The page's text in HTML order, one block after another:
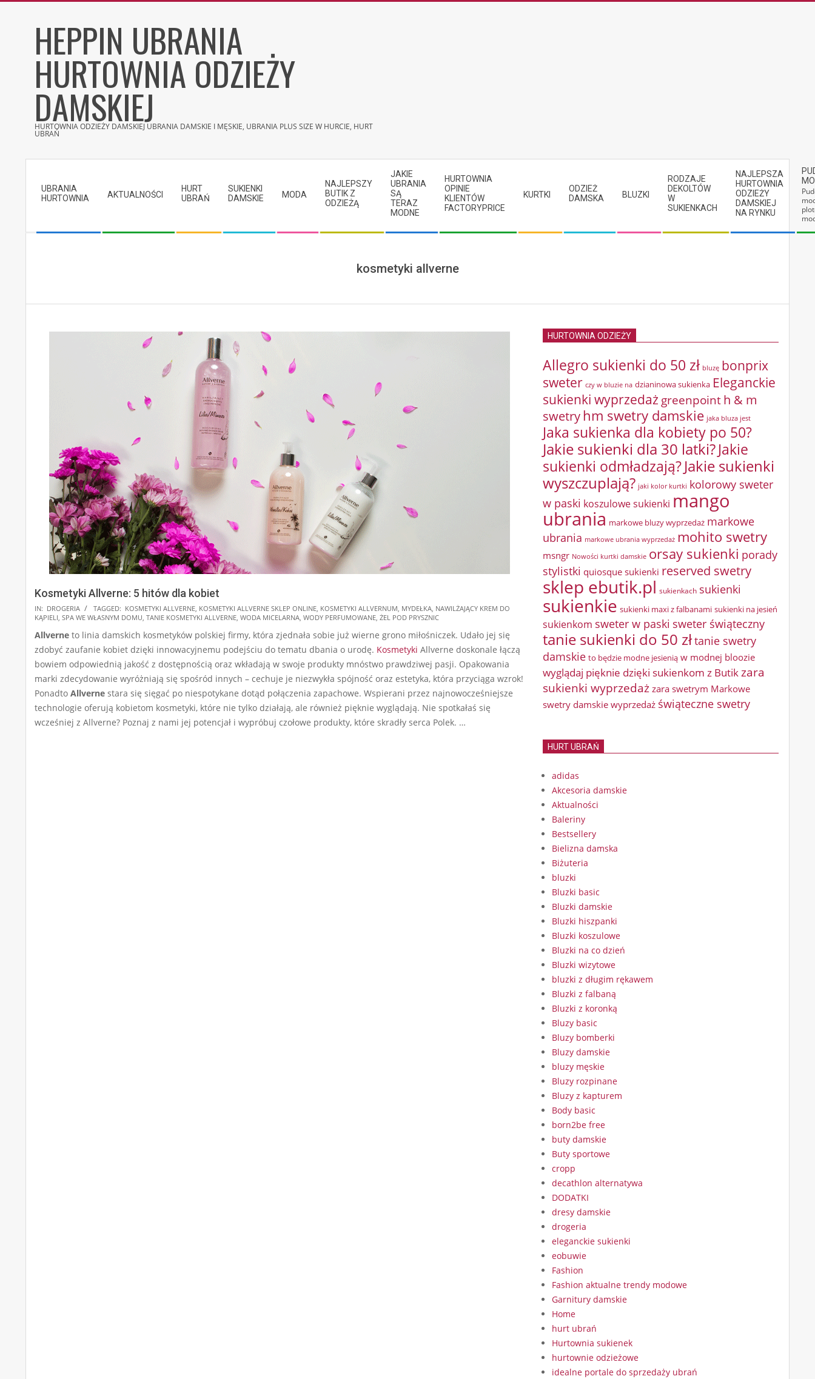
HEPPIN UBRANIA
HURTOWNIA ODZIEŻY
DAMSKIEJ
HURTOWNIA ODZIEŻY DAMSKIEJ UBRANIA DAMSKIE I MĘSKIE, UBRANIA PLUS SIZE W HURCIE, HURT
UBRAŃ
Menu
UBRANIA
HURTOWNIA
AKTUALNOŚCI
HURT
UBRAŃ
SUKIENKI
DAMSKIE
MODA
NAJLEPSZY
BUTIK Z
ODZIEŻĄ
JAKIE
UBRANIA
SĄ
TERAZ
MODNE
HURTOWNIA
OPINIE
KLIENTÓW
FACTORYPRICE
KURTKI
ODZIEŻ
DAMSKA
BLUZKI
RODZAJE
DEKOLTÓW
W
SUKIENKACH
NAJLEPSZA
HURTOWNIA
ODZIEŻY
DAMSKIEJ
NA RYNKU
kosmetyki allverne
Kosmetyki Allverne: 5 hitów dla kobiet
2024-
11-
20
IN: DROGERIA TAGGED: KOSMETYKI ALLVERNE, KOSMETYKI ALLVERNE SKLEP ONLINE, KOSMETYKI ALLVERNUM, MYDEŁKA, NAWILŻAJĄCY KREM DO
KĄPIELI, SPA WE WŁASNYM DOMU, TANIE KOSMETYKI ALLVERNE, WODA MICELARNA, WODY PERFUMOWANE, ŻEL POD PRYSZNIC
Allverne to linia damskich kosmetyków polskiej firmy, która zjednała sobie już wierne grono miłośniczek. Udało jej się
zdobyć zaufanie kobiet dzięki innowacyjnemu podejściu do tematu dbania o urodę. Kosmetyki Allverne doskonale łączą
bowiem odpowiednią jakość z dostępnością oraz wkładają w swoje produkty mnóstwo prawdziwej pasji. Opakowania
marki zdecydowanie wyróżniają się spośród innych – cechuje je niezwykła spójność oraz estetyka, która przyciąga wzrok!
Ponadto Allverne stara się sięgać po niespotykane dotąd połączenia zapachowe. Wspierani przez najnowocześniejsze
technologie oferują kobietom kosmetyki, które nie tylko działają, ale również pięknie wyglądają. Nie spotkałaś się
wcześniej z Allverne? Poznaj z nami jej potencjał i wypróbuj czołowe produkty, które skradły serca Polek. …
HURTOWNIA ODZIEŻY
Allegro sukienki do 50 zł bluzę bonprix
sweter czy w bluzie na dzianinowa sukienka Eleganckie
sukienki wyprzedaż greenpointh & m
swetryhm swetry damskie jaka bluza jest
Jaka sukienka dla kobiety po 50?
Jakie sukienki dla 30 latki?Jakie
sukienki odmładzają?Jakie sukienki
wyszczuplają? jaki kolor kurtki kolorowy sweter
w paski koszulowe sukienki mango
ubrania markowe bluzy wyprzedaż markowe
ubrania markowe ubrania wyprzedaż mohito swetry
msngr Nowości kurtki damskie orsay sukienki porady
stylistki quiosque sukienki reserved swetry
sklep ebutik.pl sukienkach sukienki
sukienkie sukienki maxi z falbanami sukienki na jesień
sukienkom sweter w paski sweter świąteczny
tanie sukienki do 50 złtanie swetry
damskie to będzie modne jesienią w modnej bloozie
wyglądaj pięknie dzięki sukienkom z Butikzara
sukienki wyprzedażzara swetrym Markowe
swetry damskie wyprzedaż świąteczne swetry
HURT UBRAŃ
adidas
Akcesoria damskie
Aktualności
Baleriny
Bestsellery
Bielizna damska
Biżuteria
bluzki
Bluzki basic
Bluzki damskie
Bluzki hiszpanki
Bluzki koszulowe
Bluzki na co dzień
Bluzki wizytowe
bluzki z długim rękawem
Bluzki z falbaną
Bluzki z koronką
Bluzy basic
Bluzy bomberki
Bluzy damskie
bluzy męskie
Bluzy rozpinane
Bluzy z kapturem
Body basic
born2be free
buty damskie
Buty sportowe
cropp
decathlon alternatywa
DODATKI
dresy damskie
drogeria
eleganckie sukienki
eobuwie
Fashion
Fashion aktualne trendy modowe
Garnitury damskie
Home
hurt ubrań
Hurtownia sukienek
hurtownie odzieżowe
idealne portale do sprzedaży ubrań